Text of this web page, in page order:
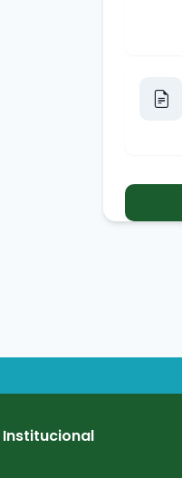
Institucional